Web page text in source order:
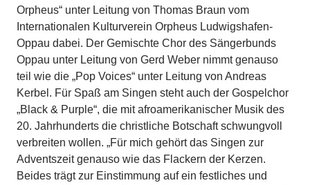
Orpheus“ unter Leitung von Thomas Braun vom
Internationalen Kulturverein Orpheus Ludwigshafen-
Oppau dabei. Der Gemischte Chor des Sängerbunds
Oppau unter Leitung von Gerd Weber nimmt genauso
teil wie die „Pop Voices“ unter Leitung von Andreas
Kerbel. Für Spaß am Singen steht auch der Gospelchor
„Black & Purple“, die mit afroamerikanischer Musik des
20. Jahrhunderts die christliche Botschaft schwungvoll
verbreiten wollen. „Für mich gehört das Singen zur
Adventszeit genauso wie das Flackern der Kerzen.
Beides trägt zur Einstimmung auf ein festliches und